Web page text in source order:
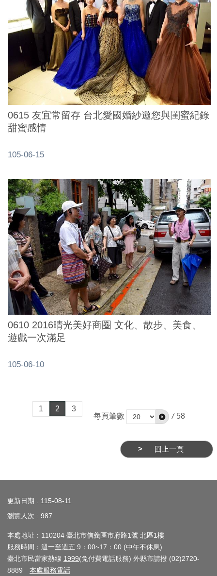
0615 友宜常留存 台北愛國婚紗邀您與閨蜜紀錄
甜蜜感情
105-06-15
0610 2016晴光美好商圈 文化、散步、美食、
遊戲一次滿足
105-06-10
1 2
3
每頁筆數
/ 58
回上一頁
更新日期
115-08-11
瀏覽人次
987
本處地址：110204 臺北市信義區市府路1號 北區1樓
服務時間：週一至週五 9：00~17：00 (中午不休息)
臺北市民當家熱線 1999(免付費電話服務) 外縣市請撥 (02)2720-
8889 本處服務電話